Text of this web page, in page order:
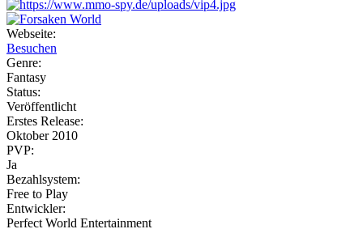
Webseite:
Besuchen
Genre:
Fantasy
Status:
Veröffentlicht
Erstes Release:
Oktober 2010
PVP:
Ja
Bezahlsystem:
Free to Play
Entwickler:
Perfect World Entertainment